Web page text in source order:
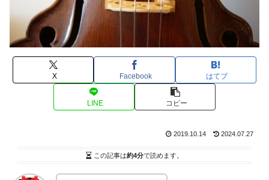
X Facebook はてブ
LINE コピー
2019.10.14 2024.07.27
この記事は約4分で読めます。